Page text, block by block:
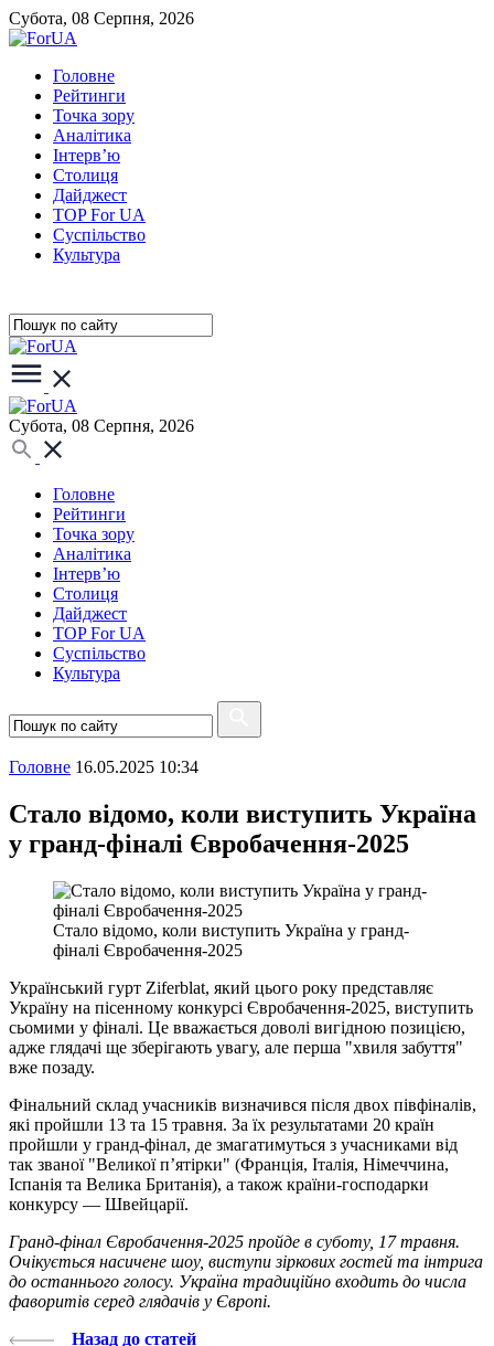
Субота, 08 Серпня, 2026
Головне
Рейтинги
Точка зору
Аналітика
Інтерв’ю
Столиця
Дайджест
TOP For UA
Суспiльство
Культура
Субота, 08 Серпня, 2026
Головне
Рейтинги
Точка зору
Аналітика
Інтерв’ю
Столиця
Дайджест
TOP For UA
Суспiльство
Культура
Головне 16.05.2025 10:34
Стало відомо, коли виступить Україна
у гранд-фіналі Євробачення-2025
Стало відомо, коли виступить Україна у гранд-
фіналі Євробачення-2025
Український гурт Ziferblat, який цього року представляє
Україну на пісенному конкурсі Євробачення-2025, виступить
сьомими у фіналі. Це вважається доволі вигідною позицією,
адже глядачі ще зберігають увагу, але перша "хвиля забуття"
вже позаду.
Фінальний склад учасників визначився після двох півфіналів,
які пройшли 13 та 15 травня. За їх результатами 20 країн
пройшли у гранд-фінал, де змагатимуться з учасниками від
так званої "Великої п’ятірки" (Франція, Італія, Німеччина,
Іспанія та Велика Британія), а також країни-господарки
конкурсу — Швейцарії.
Гранд-фінал Євробачення-2025 пройде в суботу, 17 травня.
Очікується насичене шоу, виступи зіркових гостей та інтрига
до останнього голосу. Україна традиційно входить до числа
фаворитів серед глядачів у Європі.
Назад до статей